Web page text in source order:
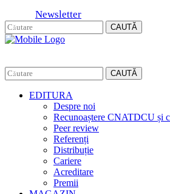
Newsletter
CAUTĂ
CAUTĂ
EDITURA
Despre noi
Recunoaștere CNATDCU și
Peer review
Referenți
Distribuție
Cariere
Acreditare
Premii